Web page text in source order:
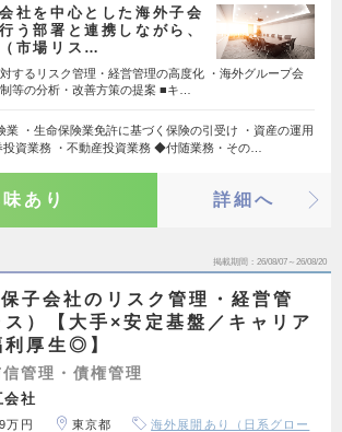
社を中心とした海外子会
う部署と連携しながら、
市場リス…
するリスク管理・経営管理の高度化 ・海外グループ会
等の分析・改善方策の提案 ■キ…
・生命保険業免許に基づく保険の引受け ・資産の運用
投資業務 ・不動産投資業務 ◆付随業務・その…
あり 詳細へ
掲載期間 26/08/07～26/08/20
子会社のリスク管理・経営管
）【大手×安定基盤／キャリア
利厚生◎】
管理・債権管理
会社
万円 東京都
海外展開あり（日系グロー